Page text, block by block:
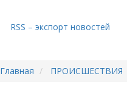
RSS – экспорт новостей
Главная ПРОИСШЕСТВИЯ